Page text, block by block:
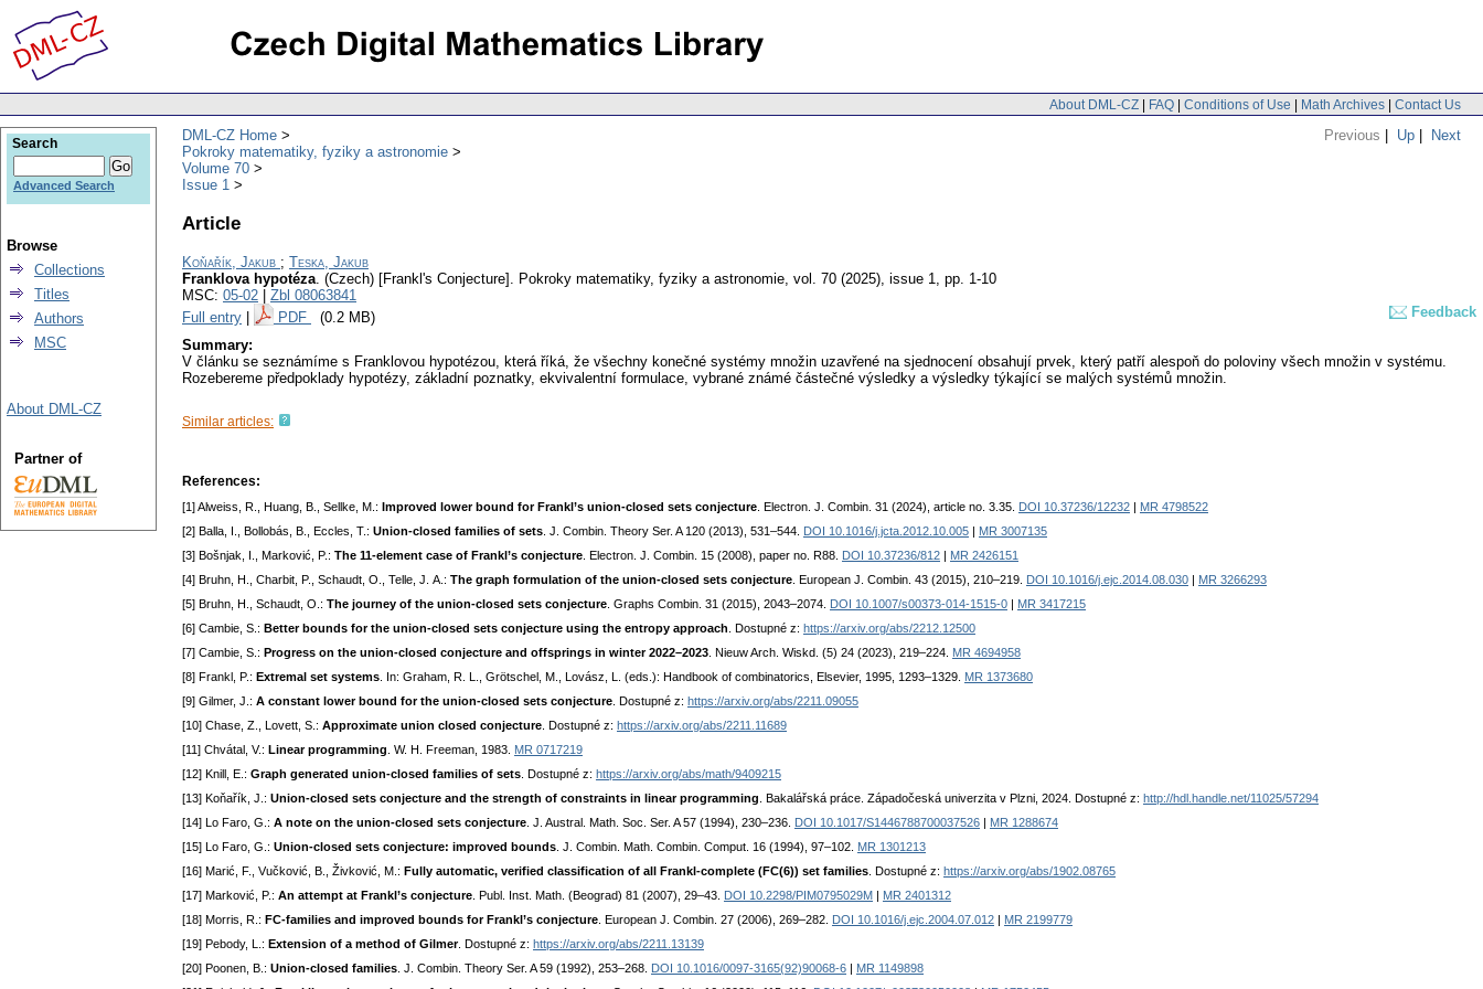
About DML-CZ | FAQ | Conditions of Use | Math Archives | Contact Us
Previous | Up | Next
DML-CZ Home
Pokroky matematiky, fyziky a astronomie
Volume 70
Issue 1
Article
Koňařík, Jakub ; Teska, Jakub
Franklova hypotéza. (Czech) [Frankl's Conjecture]. Pokroky matematiky, fyziky a astronomie, vol. 70 (2025), issue 1, pp. 1-10
MSC: 05-02
Zbl 08063841
Full entry
PDF (0.2 MB)
Feedback
Summary:
V článku se seznámíme s Franklovou hypotézou, která říká, že všechny konečné systémy množin uzavřené na sjednocení obsahují prvek, který patří alespoň do poloviny všech množin v systému.
Rozebereme předpoklady hypotézy, základní poznatky, ekvivalentní formulace, vybrané známé částečné výsledky a výsledky týkající se malých systémů množin.
Similar articles:
References:
[1] Alweiss, R., Huang, B., Sellke, M.: Improved lower bound for Frankl’s union-closed sets conjecture . Electron. J. Combin. 31 (2024), article no. 3.35. DOI 10.37236/12232
MR 4798522
[2] Balla, I., Bollobás, B., Eccles, T.: Union-closed families of sets . J. Combin. Theory Ser. A 120 (2013), 531–544. DOI 10.1016/j.jcta.2012.10.005
MR 3007135
[3] Bošnjak, I., Marković, P.: The 11-element case of Frankl’s conjecture . Electron. J. Combin. 15 (2008), paper no. R88. DOI 10.37236/812
MR 2426151
[4] Bruhn, H., Charbit, P., Schaudt, O., Telle, J. A.: The graph formulation of the union-closed sets conjecture . European J. Combin. 43 (2015), 210–219. DOI 10.1016/j.ejc.2014.08.030
MR 3266293
[5] Bruhn, H., Schaudt, O.: The journey of the union-closed sets conjecture . Graphs Combin. 31 (2015), 2043–2074. DOI 10.1007/s00373-014-1515-0
MR 3417215
[6] Cambie, S.: Better bounds for the union-closed sets conjecture using the entropy approach . Dostupné z: https://arxiv.org/abs/2212.12500
[7] Cambie, S.: Progress on the union-closed conjecture and offsprings in winter 2022–2023 . Nieuw Arch. Wiskd. (5) 24 (2023), 219–224. MR 4694958
[8] Frankl, P.: Extremal set systems . In: Graham, R. L., Grötschel, M., Lovász, L. (eds.): Handbook of combinatorics, Elsevier, 1995, 1293–1329. MR 1373680
[9] Gilmer, J.: A constant lower bound for the union-closed sets conjecture . Dostupné z: https://arxiv.org/abs/2211.09055
[10] Chase, Z., Lovett, S.: Approximate union closed conjecture . Dostupné z: https://arxiv.org/abs/2211.11689
[11] Chvátal, V.: Linear programming . W. H. Freeman, 1983. MR 0717219
[12] Knill, E.: Graph generated union-closed families of sets . Dostupné z: https://arxiv.org/abs/math/9409215
[13] Koňařík, J.: Union-closed sets conjecture and the strength of constraints in linear programming . Bakalářská práce. Západočeská univerzita v Plzni, 2024. Dostupné z: http://hdl.handle.net/11025/57294
[14] Lo Faro, G.: A note on the union-closed sets conjecture . J. Austral. Math. Soc. Ser. A 57 (1994), 230–236. DOI 10.1017/S1446788700037526
MR 1288674
[15] Lo Faro, G.: Union-closed sets conjecture: improved bounds . J. Combin. Math. Combin. Comput. 16 (1994), 97–102. MR 1301213
[16] Marić, F., Vučković, B., Živković, M.: Fully automatic, verified classification of all Frankl-complete (FC(6)) set families . Dostupné z: https://arxiv.org/abs/1902.08765
[17] Marković, P.: An attempt at Frankl’s conjecture . Publ. Inst. Math. (Beograd) 81 (2007), 29–43. DOI 10.2298/PIM0795029M
MR 2401312
[18] Morris, R.: FC-families and improved bounds for Frankl’s conjecture . European J. Combin. 27 (2006), 269–282. DOI 10.1016/j.ejc.2004.07.012
MR 2199779
[19] Pebody, L.: Extension of a method of Gilmer. Dostupné z: https://arxiv.org/abs/2211.13139
[20] Poonen, B.: Union-closed families . J. Combin. Theory Ser. A 59 (1992), 253–268. DOI 10.1016/0097-3165(92)90068-6
MR 1149898
Search
Advanced Search
Browse
Collections
Titles
Authors
MSC
About DML-CZ
Partner of